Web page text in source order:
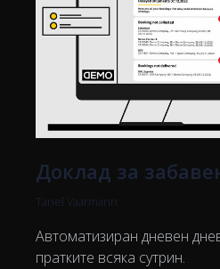
Доклад за
Tanel Vaarmann
Автоматизиран дневен
пратките всяка сутрин.